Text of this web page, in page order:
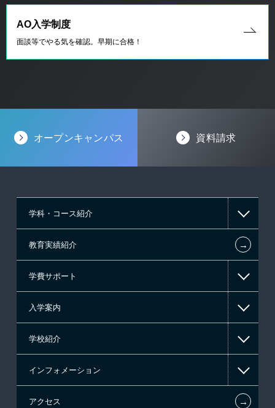
AO入学制度
面談等でやる気を確認。早期に合格！
オープンキャンパス 資料請求
学科・コース紹介
情報IT系
ゲーム系
教育実績紹介 ←
学費サポート
高等教育の修学支援新制度
日本学生支援機構の奨学金
日本政策金融公庫（国の教育ローン）
提携教育ローン
入学案内
一般入学
AO入学制度
指定校推薦入学
学校紹介
在校生からあなたへ
夢を叶えた先輩たち
インフォメーション
お知らせ・新着情報
アクセス ←